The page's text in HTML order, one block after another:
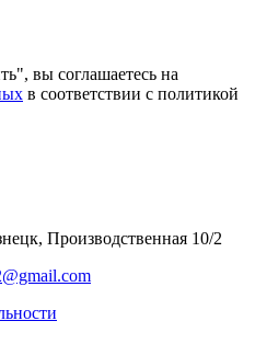
вы соглашаетесь на
в соответствии с политикой
Производственная 10/2